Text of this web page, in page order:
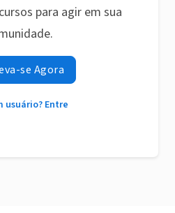
para agir em sua
se Agora
usuário? Entre